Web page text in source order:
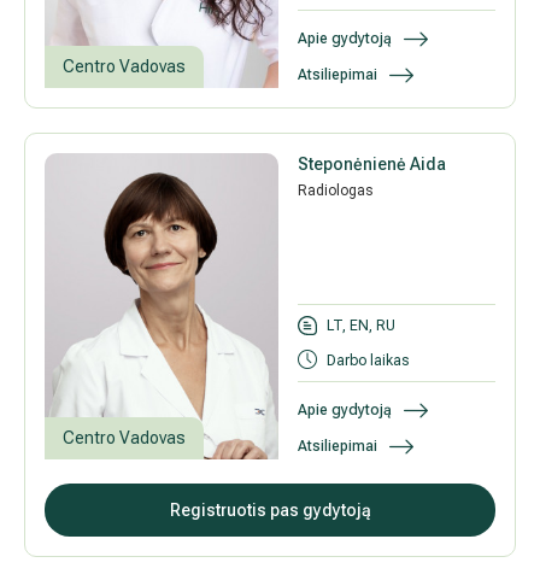
Centro Vadovas
Apie gydytoją
Atsiliepimai
Centro Vadovas
Steponėnienė Aida
Radiologas
LT, EN, RU
Darbo laikas
Apie gydytoją
Atsiliepimai
Registruotis pas gydytoją